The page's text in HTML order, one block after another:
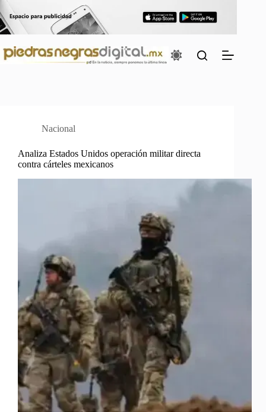
Saltar
al
contenido
Nacional
Analiza Estados Unidos operación militar directa
contra cárteles mexicanos